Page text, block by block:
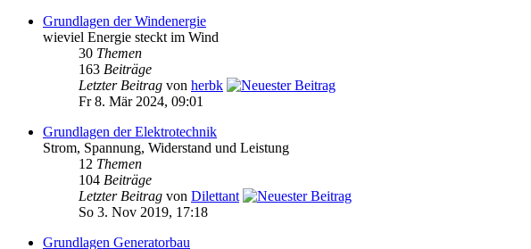
Grundlagen der Windenergie
wieviel Energie steckt im Wind
30 Themen
163 Beiträge
Letzter Beitrag von herbk
Fr 8. Mär 2024, 09:01
Grundlagen der Elektrotechnik
Strom, Spannung, Widerstand und Leistung
12 Themen
104 Beiträge
Letzter Beitrag von Dilettant
So 3. Nov 2019, 17:18
Grundlagen Generatorbau